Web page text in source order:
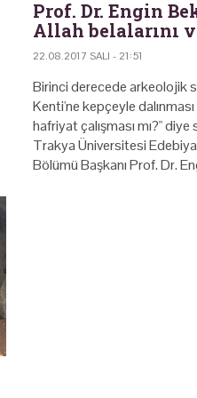
Prof. Dr. Engin
Allah belalarını
22.08.2017 SALI - 21:51
Birinci derecede arkeolojik
Kenti'ne kepçeyle dalınması
hafriyat çalışması mı?"
Trakya Üniversitesi
Bölümü Başkanı Prof. Dr.